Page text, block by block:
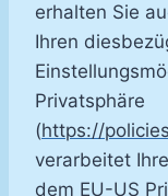
erhalten Sie
Ihren
Privatsphäre
(https://
verarbeitet
dem EU-US